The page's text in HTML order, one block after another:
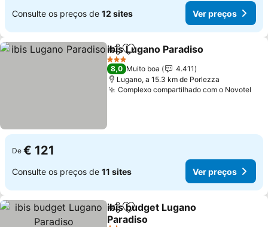
Consulte os preços de 12 sites Ver preços
PartilharAdicionar aos favoritos
ibis Lugano Paradiso
3 Estrelas
8,0 Muito boa
4.411
Lugano, a 15.3 km de Porlezza
Complexo compartilhado com o Novotel
De € 121
Consulte os preços de 11 sites Ver preços
PartilharAdicionar aos favoritos
ibis budget Lugano
Paradiso